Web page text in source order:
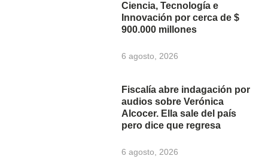
Ciencia, Tecnología e
Innovación por cerca de $
900.000 millones
6 agosto, 2026
Fiscalía abre indagación por
audios sobre Verónica
Alcocer. Ella sale del país
pero dice que regresa
6 agosto, 2026